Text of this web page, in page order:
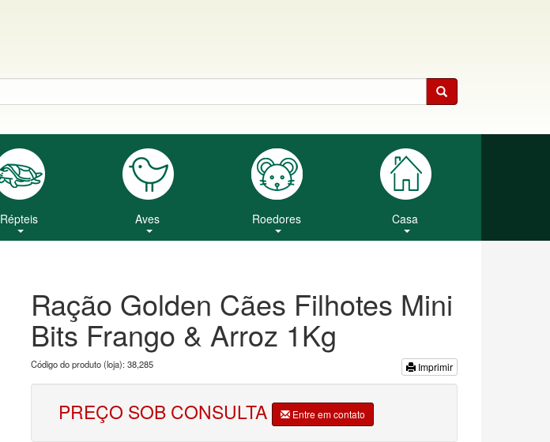
Répteis Aves Roedores Casa
Ração Golden Cães Filhotes Mini
Bits Frango & Arroz 1Kg
Código do produto (loja): 38,285 Imprimir
PREÇO SOB CONSULTA Entre em contato